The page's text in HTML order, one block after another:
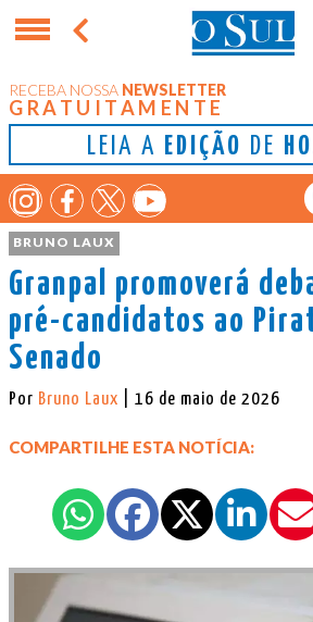
RECEBA NOSSA NEWSLETTER
GRATUITAMENTE
LEIA A EDIÇÃO DE
BRUNO LAUX
Granpal promoverá
pré-candidatos ao
Senado
Por Bruno Laux | 16 de maio de 2026
COMPARTILHE ESTA NOTÍCIA: